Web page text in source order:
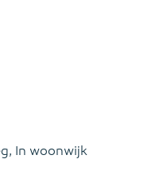
In woonwijk